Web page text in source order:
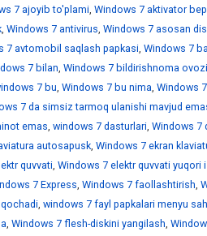
7 ajoyib to'plami, Windows 7 aktivator
, Windows 7 antivirus, Windows 7 asosan
7 avtomobil saqlash papkasi, Windows 7
7 bilan, Windows 7 bildirishnoma ovozi
7 bu, Windows 7 bu nima, Windows
7 da simsiz tarmoq ulanishi mavjud
emas, windows 7 dasturlari, Windows 7
autosapusk, Windows 7 ekran
quvvati, Windows 7 elektr quvvati yuqori
7 Express, Windows 7 faollashtirish,
, windows 7 fayl papkalari menyu
, Windows 7 flesh-diskini yangilash,